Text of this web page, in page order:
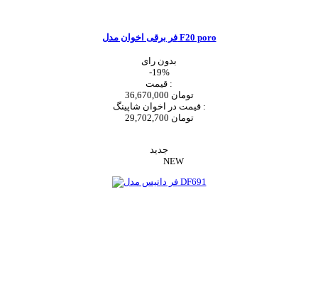
فر برقی اخوان مدل F20 poro
بدون رای
-19%
قیمت :
36,670,000 تومان
قیمت در اخوان شاپینگ :
29,702,700 تومان
جدید
NEW